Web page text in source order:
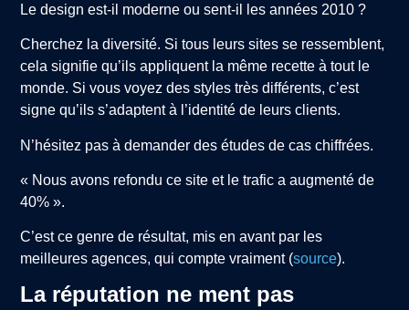
Le design est-il moderne ou sent-il les années 2010 ?
Cherchez la diversité. Si tous leurs sites se ressemblent,
cela signifie qu’ils appliquent la même recette à tout le
monde. Si vous voyez des styles très différents, c’est
signe qu’ils s’adaptent à l’identité de leurs clients.
N’hésitez pas à demander des études de cas chiffrées.
« Nous avons refondu ce site et le trafic a augmenté de
40% ».
C’est ce genre de résultat, mis en avant par les
meilleures agences, qui compte vraiment (source).
La réputation ne ment pas